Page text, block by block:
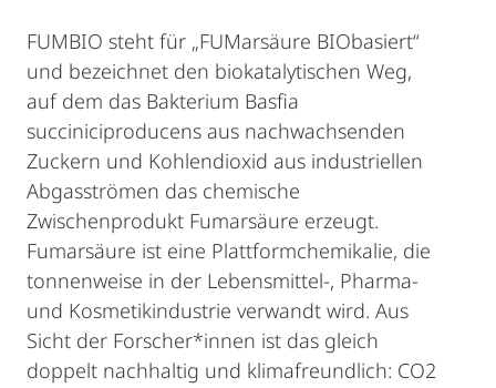
FUMBIO steht für „FUMarsäure BIObasiert“
und bezeichnet den biokatalytischen Weg,
auf dem das Bakterium Basfia
succiniciproducens aus nachwachsenden
Zuckern und Kohlendioxid aus industriellen
Abgasströmen das chemische
Zwischenprodukt Fumarsäure erzeugt.
Fumarsäure ist eine Plattformchemikalie, die
tonnenweise in der Lebensmittel-, Pharma-
und Kosmetikindustrie verwandt wird. Aus
Sicht der Forscher*innen ist das gleich
doppelt nachhaltig und klimafreundlich: CO2